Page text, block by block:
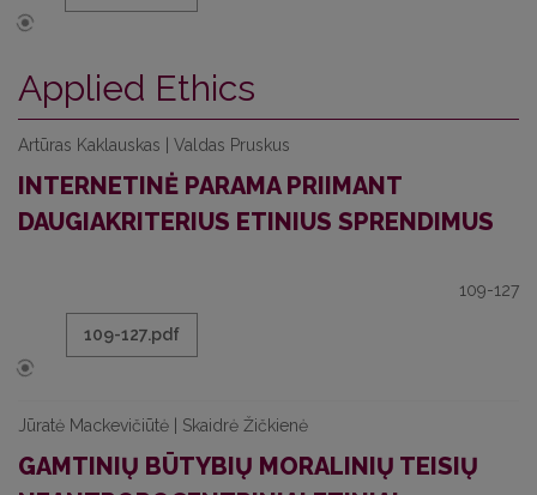
Applied Ethics
Artūras Kaklauskas | Valdas Pruskus
INTERNETINĖ PARAMA PRIIMANT
DAUGIAKRITERIUS ETINIUS SPRENDIMUS
109-127
109-127.pdf
Jūratė Mackevičiūtė | Skaidrė Žičkienė
GAMTINIŲ BŪTYBIŲ MORALINIŲ TEISIŲ